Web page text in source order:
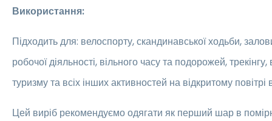
Використання:
Підходить для: велоспорту, скандинавської ходьби,
робочої діяльності, вільного часу та подорожей,
туризму та всіх інших активностей на відкритому
Цей виріб рекомендуємо одягати як перший шар в